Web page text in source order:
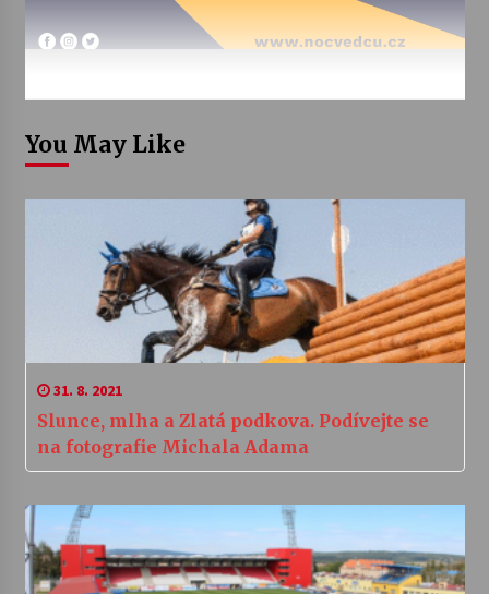
You May Like
31. 8. 2021
Slunce, mlha a Zlatá podkova. Podívejte se
na fotografie Michala Adama